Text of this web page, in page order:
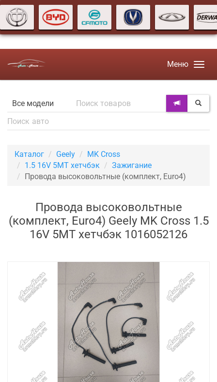
Меню
Каталог Geely
MK Cross
1.5 16V 5MT хетчбэк
Зажигание
Провода высоковольтные (комплект, Euro4)
Провода высоковольтные
(комплект, Euro4) Geely MK Cross 1.5
16V 5MT хетчбэк 1016052126